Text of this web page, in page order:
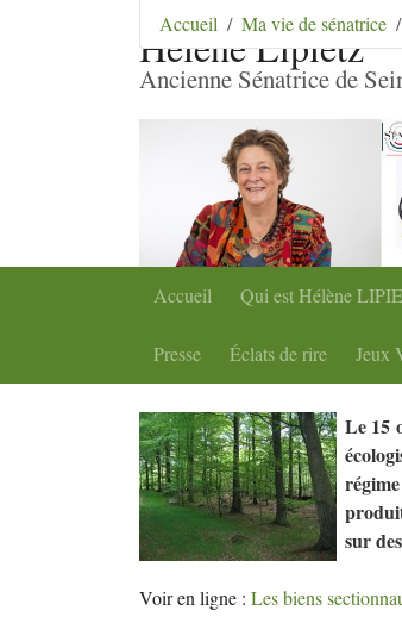
Aller au contenu Aller au menu
Hélène Lipietz
Ancienne Sénatrice de
Accueil Qui est Hélène
Presse Éclats de rire Jeux
Accueil Ma vie de sénatrice
Le 15
sur
Voir en ligne : Les biens